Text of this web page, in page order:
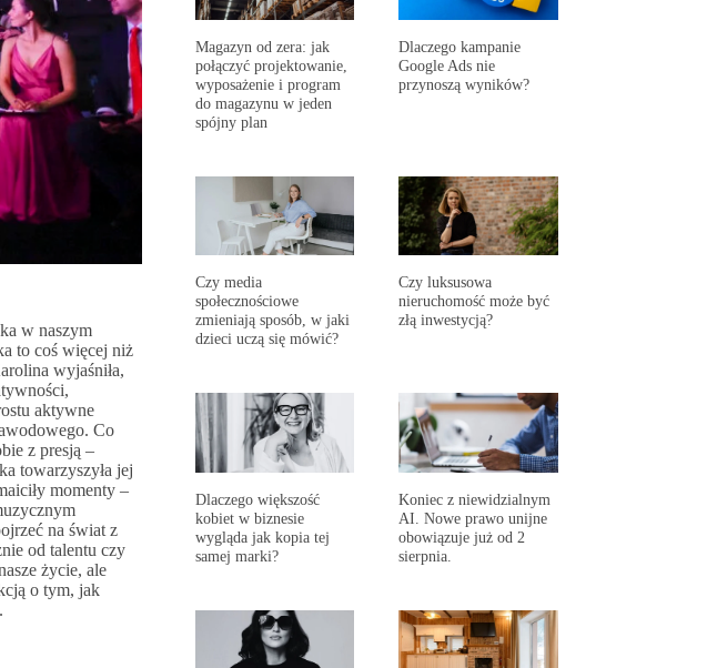
w naszym
to coś więcej niż
wyjaśniła,
aktywne
Co
z presją –
towarzyszyła jej
momenty –
na świat z
od talentu czy
życie, ale
o tym, jak
Magazyn od zera: jak
połączyć projektowanie,
wyposażenie i program
do magazynu w jeden
spójny plan
Dlaczego kampanie
Google Ads nie
przynoszą wyników?
Czy media
społecznościowe
zmieniają sposób, w jaki
dzieci uczą się mówić?
Czy luksusowa
nieruchomość może być
złą inwestycją?
Dlaczego większość
kobiet w biznesie
wygląda jak kopia tej
samej marki?
Koniec z niewidzialnym
AI. Nowe prawo unijne
obowiązuje już od 2
sierpnia.